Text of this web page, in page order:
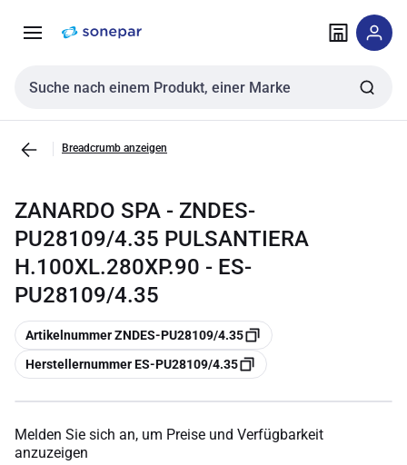
NavigationInhalt
Sucheingabe
Breadcrumb anzeigen
ZANARDO SPA - ZNDES-
PU28109/4.35 PULSANTIERA
H.100XL.280XP.90 - ES-
PU28109/4.35
Kopieren
Artikelnummer ZNDES-PU28109/4.35
Kopieren
Herstellernummer ES-PU28109/4.35
Melden Sie sich an, um Preise und Verfügbarkeit
anzuzeigen